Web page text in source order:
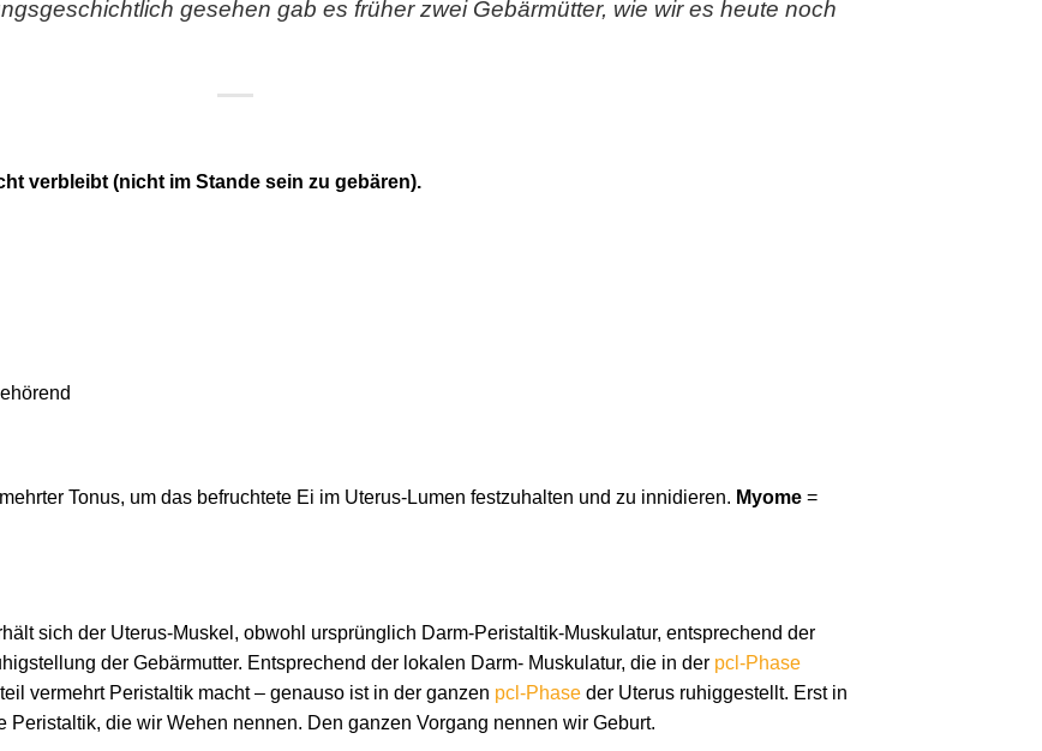
gesehen gab es früher zwei Gebärmütter, wie wir es heute noch
verbleibt (nicht im Stande sein zu gebären).
Tonus, um das befruchtete Ei im Uterus-Lumen festzuhalten und zu innidieren. Myome =
sich der Uterus-Muskel, obwohl ursprünglich Darm-Peristaltik-Muskulatur, entsprechend der
der Gebärmutter. Entsprechend der lokalen Darm- Muskulatur, die in der pcl-Phase
vermehrt Peristaltik macht – genauso ist in der ganzen pcl-Phase der Uterus ruhiggestellt. Erst in
Peristaltik, die wir Wehen nennen. Den ganzen Vorgang nennen wir Geburt.